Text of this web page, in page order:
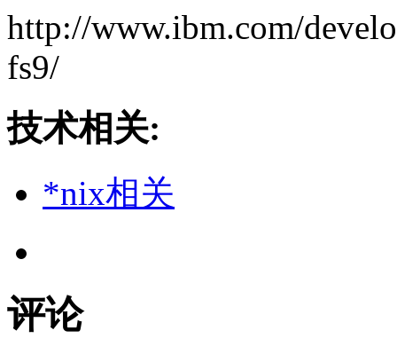
http://www.ibm.com/
fs9/
技术相关:
*nix相关
评论